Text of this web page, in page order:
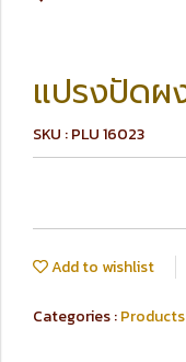
แปรงปัดผ
SKU : PLU 16023
Add to wishlist
Categories :Products